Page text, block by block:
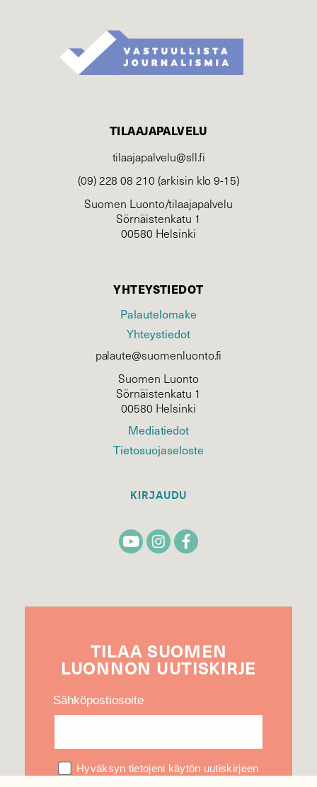
TILAAJAPALVELU
tilaajapalvelu@sll.fi
(09) 228 08 210 (arkisin klo 9-15)
Suomen Luonto/tilaajapalvelu
Sörnäistenkatu 1
00580 Helsinki
YHTEYSTIEDOT
Palautelomake
Yhteystiedot
palaute@suomenluonto.fi
Suomen Luonto
Sörnäistenkatu 1
00580 Helsinki
Mediatiedot
Tietosuojaseloste
KIRJAUDU
TILAA SUOMEN
LUONNON UUTIS­KIRJE
Sähköpostiosoite
Hyväksyn tietojeni käytön uutiskirjeen